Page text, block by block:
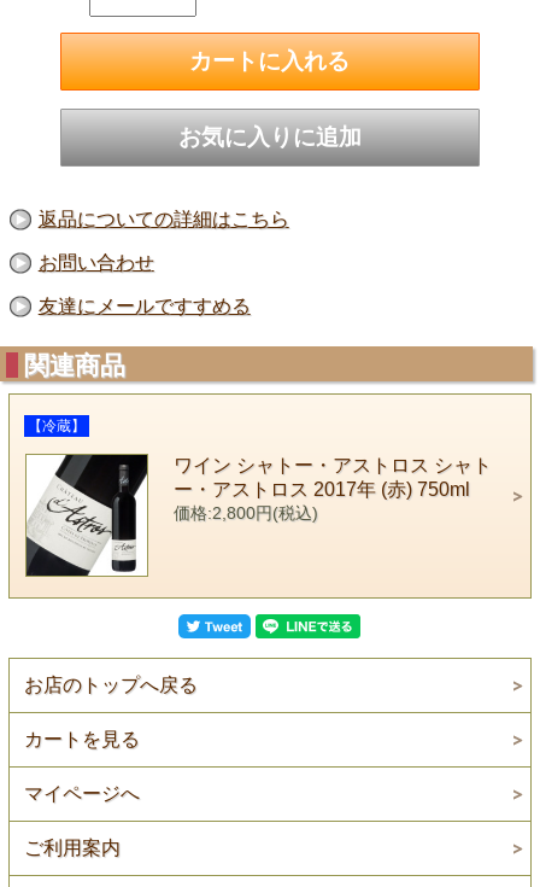
返品についての詳細はこちら
お問い合わせ
友達にメールですすめる
関連商品
【冷蔵】
ワイン シャトー・アストロス シャト
ー・アストロス 2017年 (赤) 750ml
価格:2,800円(税込)
お店のトップへ戻る
カートを見る
マイページへ
ご利用案内